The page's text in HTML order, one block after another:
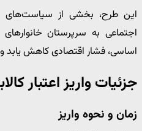
این طرح، بخشی از سیاست‌های
اجتماعی به سرپرستان
اساسی، فشار اقتصادی کاهش
جزئیات واریز اعتبار
زمان و نحوه واریز